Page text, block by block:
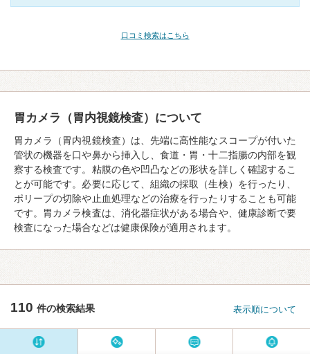
口コミ検索はこちら
胃カメラ（胃内視鏡検査）について
胃カメラ（胃内視鏡検査）は、先端に高性能なスコープが付いた
管状の機器を口や鼻から挿入し、食道・胃・十二指腸の内部を観
察する検査です。粘膜の色や凹凸などの形状を詳しく確認するこ
とが可能です。必要に応じて、組織の採取（生検）を行ったり、
ポリープの切除や止血処理などの治療を行ったりすることも可能
です。胃カメラ検査は、消化器症状がある場合や、健康診断で要
検査になった場合などは健康保険が適用されます。
110 件の検索結果 表示順について